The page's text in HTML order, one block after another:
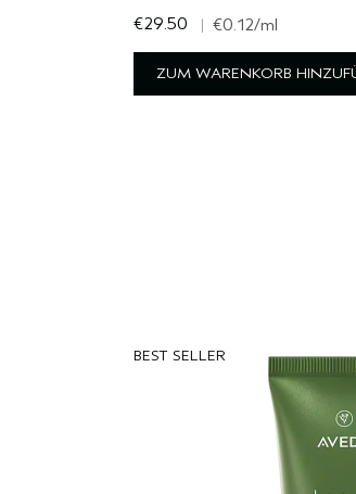
€29.50 | €0.12/ml
ZUM WARENKORB
BEST SELLER